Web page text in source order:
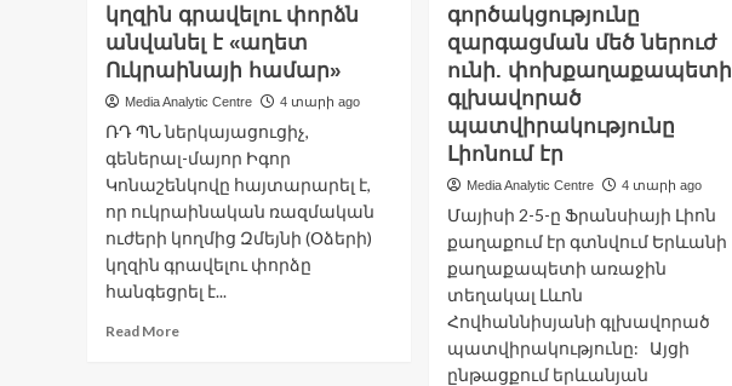
հետ
Հայաստանի
երկաթուղային
կապի
հաստատումը
գտնվում
է
մեր
օրակարգային
կարևորագույն
հարցերի
շարքում.
Մհեր
տվել
միանալ
Ուկրաինայի
զինված
ուժերին․
ԶԼՄ-
ներ
կղզին գրավելու փորձն
անվանել է «աղետ
Ուկրաինայի համար»
Media Analytic Centre 4 տարի ago
ՌԴ ՊՆ ներկայացուցիչ,
գեներալ-մայոր Իգոր
Կոնաշենկովը հայտարարել է,
որ ուկրաինական ռազմական
ուժերի կողմից Զմեյնի (Օձերի)
կղզին գրավելու փորձը
հանգեցրել է...
Read MoreRead
գործակցությունը
զարգացման մեծ ներուժ
ունի. փոխքաղաքապետի
գլխավորած
պատվիրակությունը
Լիոնում էր
Media Analytic Centre 4 տարի ago
Մայիսի 2-5-ը Ֆրանսիայի Լիոն
քաղաքում էր գտնվում Երևանի
քաղաքապետի առաջին
տեղակալ Լևոն
Հովհաննիսյանի գլխավորած
պատվիրակությունը: Այցի
ընթացքում երևանյան